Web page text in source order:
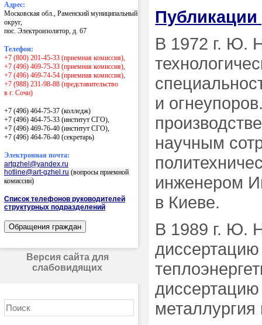
Адрес:
Московская обл., Раменский муниципальный
округ,
пос. Электроизолятор, д. 67
Телефон:
+7 (800) 201-45-33 (приемная комиссия),
+7 (496) 469-75-33 (приемная комиссия),
+7 (496) 469-74-54 (приемная комиссия),
+7 (988) 231-98-88 (представительство
в г. Сочи)
+7 (496) 464-75-37 (колледж)
+7 (496) 464-75-33 (институт СГО),
+7 (496) 469-76-40 (институт СГО),
+7 (496) 464-76-40 (секретарь)
Электронная почта:
artgzhel@yandex.ru
hotline@art-gzhel.ru (вопросы приемной
комиссии)
Список телефонов руководителей
структурных подразделений
Версия сайта для
слабовидящих
В 1972 г. Ю.
и
научным
инженером
в Киеве.
В 1989 г. Ю.